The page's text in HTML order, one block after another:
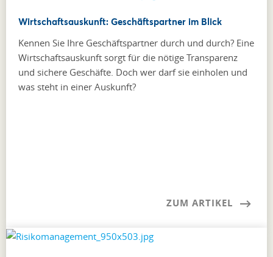
Wirtschaftsauskunft: Geschäftspartner im Blick
Kennen Sie Ihre Geschäftspartner durch und durch? Eine
Wirtschaftsauskunft sorgt für die nötige Transparenz
und sichere Geschäfte. Doch wer darf sie einholen und
was steht in einer Auskunft?
ZUM ARTIKEL